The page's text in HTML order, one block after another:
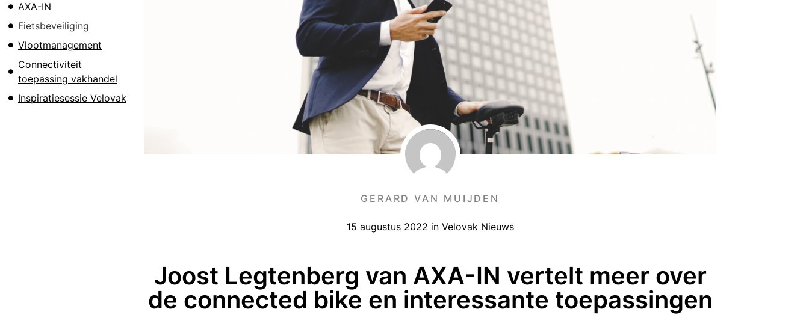
AXA-IN
Fietsbeveiliging
Vlootmanagement
Connectiviteit
toepassing vakhandel
Inspiratiesessie Velovak
GERARD VAN MUIJDEN
15 augustus 2022 in Velovak Nieuws
Joost Legtenberg van AXA-IN vertelt meer over
de connected bike en interessante toepassingen